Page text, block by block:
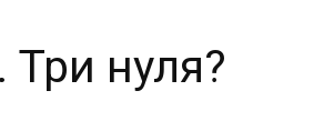
нуля?